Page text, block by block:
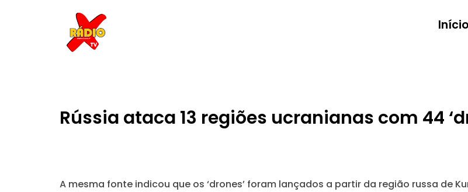
Início
Rússia ataca 13 regiões ucranianas com 44
A mesma fonte indicou que os ‘drones’ foram lançados a partir da região russa de